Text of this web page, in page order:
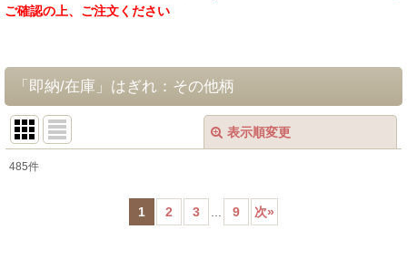
ご確認の上、ご注文ください
「即納/在庫」はぎれ：その他柄
表示順変更
485件
1 2 3 9 次»